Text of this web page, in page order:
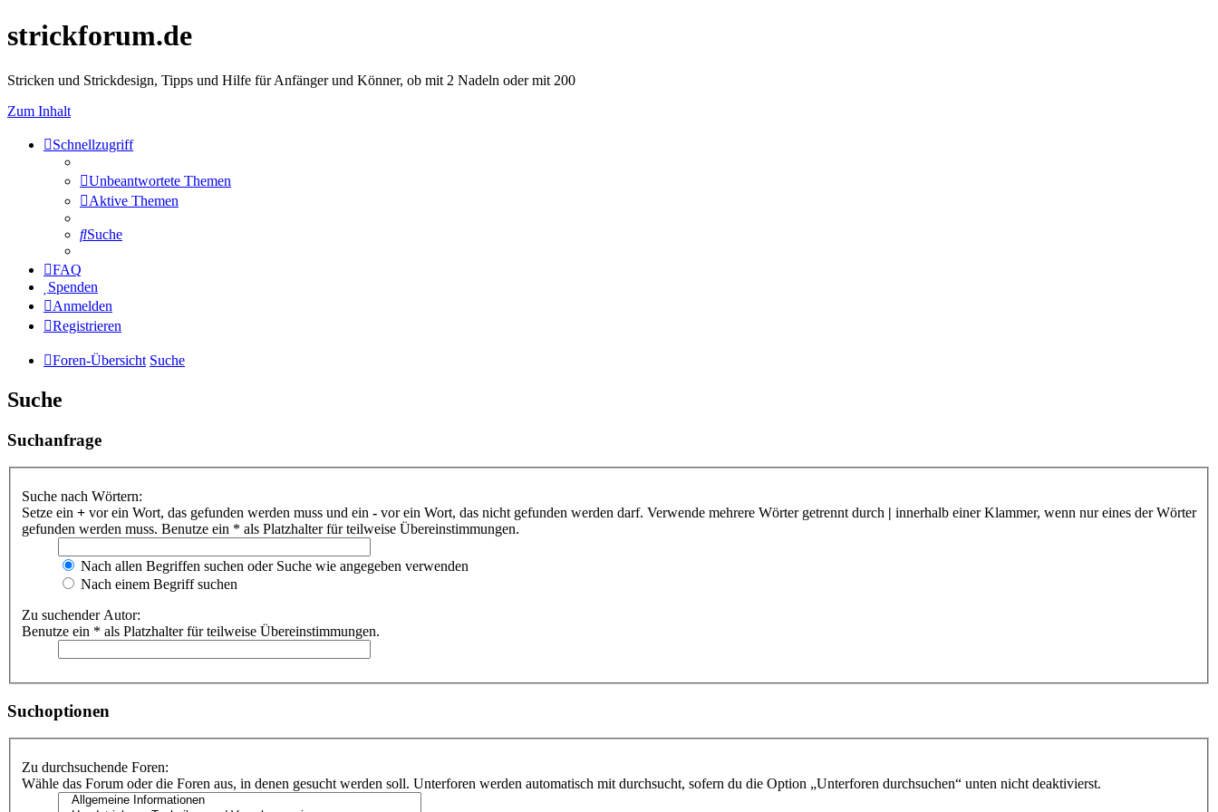
strickforum.de
Stricken und Strickdesign, Tipps und Hilfe für Anfänger und Könner, ob mit 2 Nadeln oder mit 200
Zum Inhalt
Schnellzugriff
Unbeantwortete Themen
Aktive Themen
Suche
FAQ
Spenden
Anmelden
Registrieren
Foren-Übersicht Suche
Suche
Suchanfrage
Suche nach Wörtern:
Setze ein + vor ein Wort, das gefunden werden muss und ein - vor ein Wort, das nicht gefunden werden darf. Verwende mehrere Wörter getrennt durch | innerhalb einer Klammer, wenn nur eines der Wörter
gefunden werden muss. Benutze ein * als Platzhalter für teilweise Übereinstimmungen.
Nach allen Begriffen suchen oder Suche wie angegeben verwenden
Nach einem Begriff suchen
Zu suchender Autor:
Benutze ein * als Platzhalter für teilweise Übereinstimmungen.
Suchoptionen
Zu durchsuchende Foren:
Wähle das Forum oder die Foren aus, in denen gesucht werden soll. Unterforen werden automatisch mit durchsucht, sofern du die Option „Unterforen durchsuchen“ unten nicht deaktivierst.